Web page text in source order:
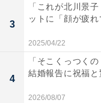
3
「これが北川景
ットに「顔が疲
2025/04/22
4
「そこくっつく
結婚報告に祝福
2026/08/07